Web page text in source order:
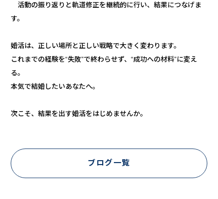
活動の振り返りと軌道修正を継続的に行い、結果につなげま
す。
婚活は、正しい場所と正しい戦略で大きく変わります。
これまでの経験を“失敗”で終わらせず、“成功への材料”に変え
る。
本気で結婚したいあなたへ。
次こそ、結果を出す婚活をはじめませんか。
ブログ一覧